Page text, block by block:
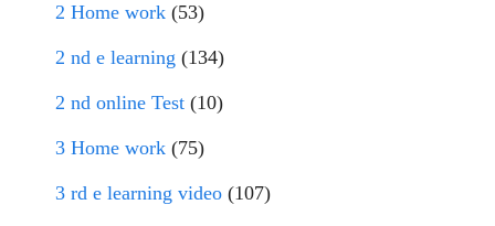
2 Home work (53)
2 nd e learning (134)
2 nd online Test (10)
3 Home work (75)
3 rd e learning video (107)